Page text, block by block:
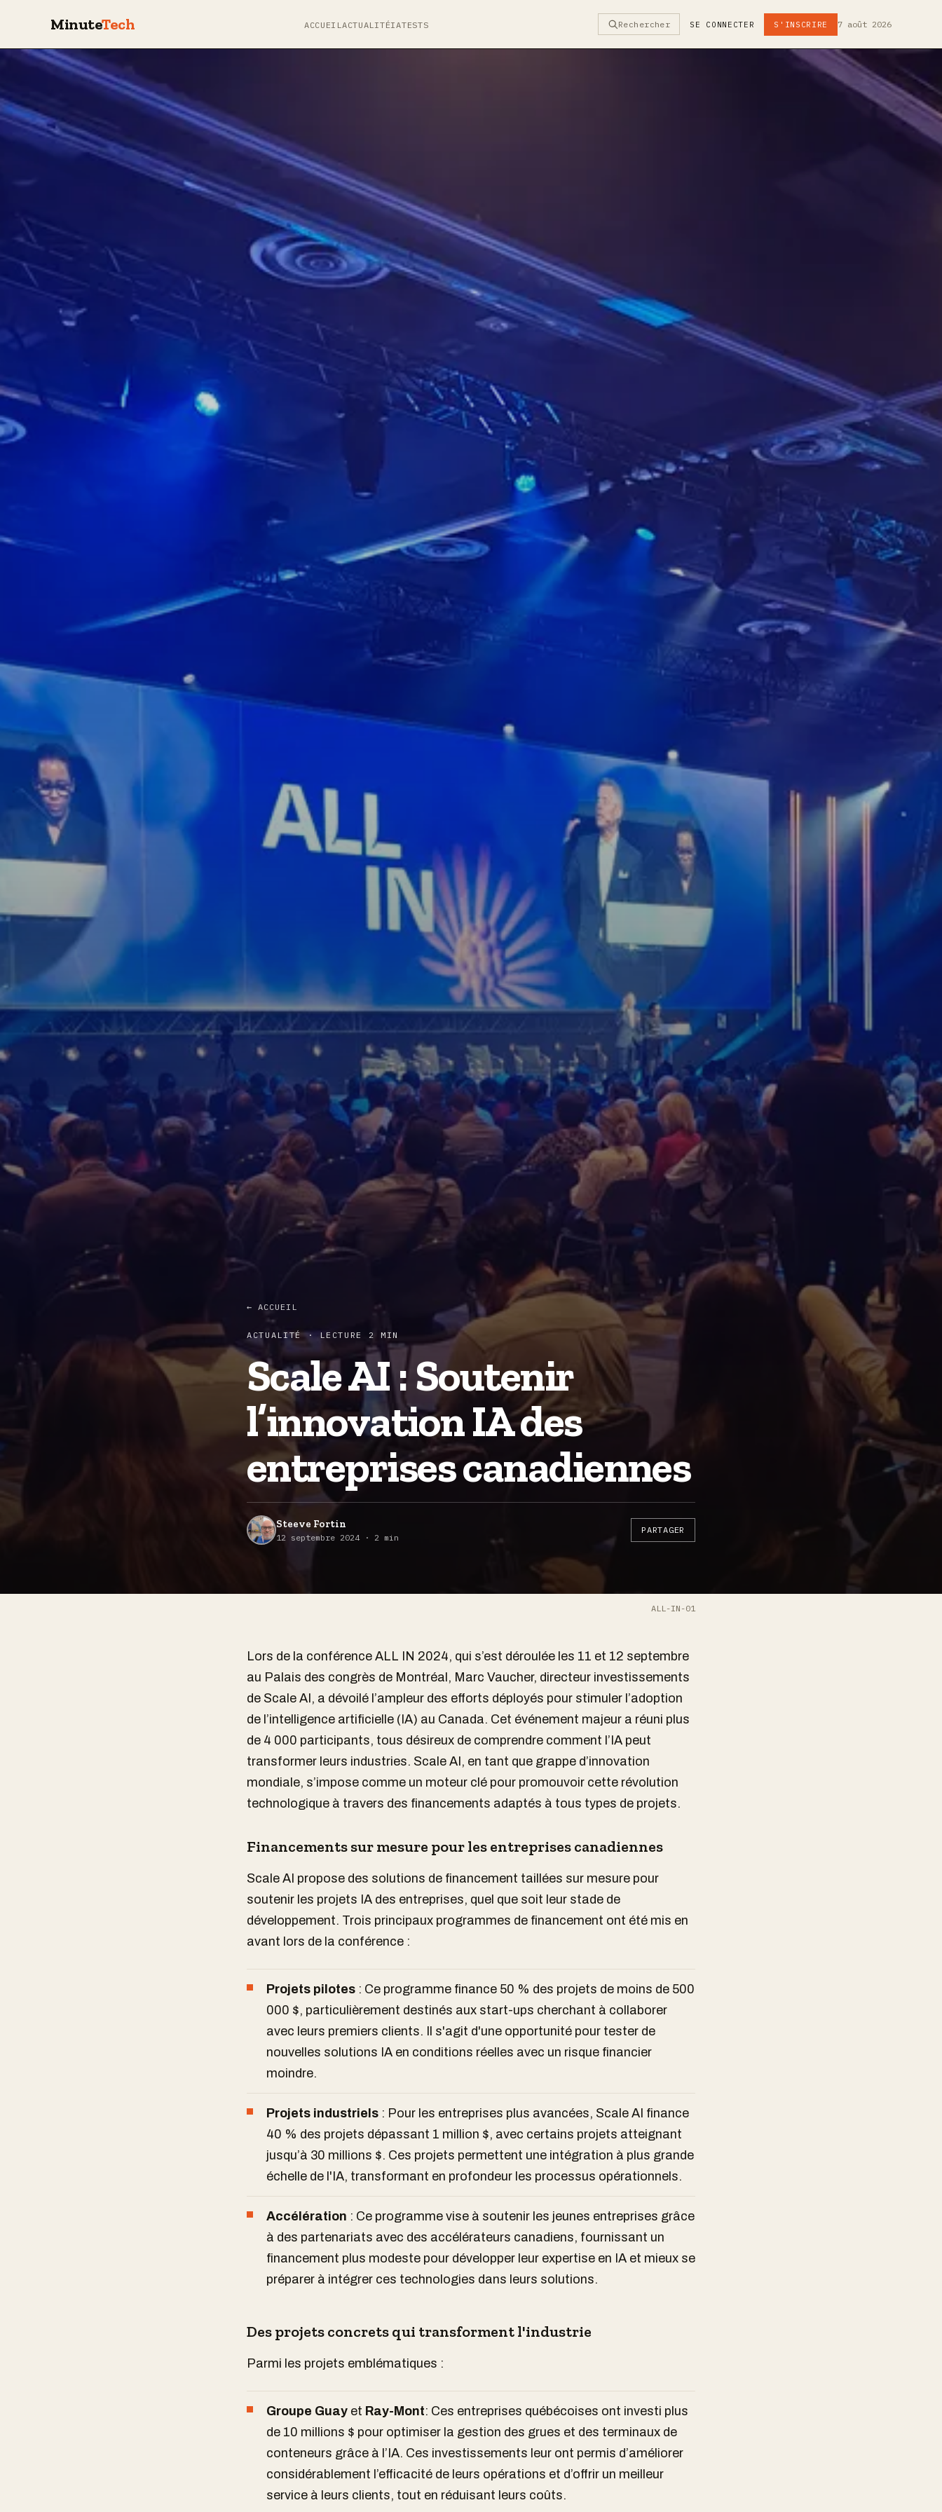
MinuteTech ACCUEILACTUALITÉIATESTS Rechercher SE CONNECTER S'INSCRIRE 7 août 2026
← ACCUEIL
ACTUALITÉ · LECTURE 2 MIN
Scale AI : Soutenir
l’innovation IA des
entreprises canadiennes
Steeve Fortin
12 septembre 2024 · 2 min
PARTAGER
ALL-IN-01
Lors de la conférence ALL IN 2024, qui s’est déroulée les 11 et 12 septembre
au Palais des congrès de Montréal, Marc Vaucher, directeur investissements
de Scale AI, a dévoilé l’ampleur des efforts déployés pour stimuler l’adoption
de l’intelligence artificielle (IA) au Canada. Cet événement majeur a réuni plus
de 4 000 participants, tous désireux de comprendre comment l’IA peut
transformer leurs industries. Scale AI, en tant que grappe d’innovation
mondiale, s’impose comme un moteur clé pour promouvoir cette révolution
technologique à travers des financements adaptés à tous types de projets.
Financements sur mesure pour les entreprises canadiennes
Scale AI propose des solutions de financement taillées sur mesure pour
soutenir les projets IA des entreprises, quel que soit leur stade de
développement. Trois principaux programmes de financement ont été mis en
avant lors de la conférence :
Projets pilotes : Ce programme finance 50 % des projets de moins de 500
000 $, particulièrement destinés aux start-ups cherchant à collaborer
avec leurs premiers clients. Il s'agit d'une opportunité pour tester de
nouvelles solutions IA en conditions réelles avec un risque financier
moindre.
Projets industriels : Pour les entreprises plus avancées, Scale AI finance
40 % des projets dépassant 1 million $, avec certains projets atteignant
jusqu’à 30 millions $. Ces projets permettent une intégration à plus grande
échelle de l'IA, transformant en profondeur les processus opérationnels.
Accélération : Ce programme vise à soutenir les jeunes entreprises grâce
à des partenariats avec des accélérateurs canadiens, fournissant un
financement plus modeste pour développer leur expertise en IA et mieux se
préparer à intégrer ces technologies dans leurs solutions.
Des projets concrets qui transforment l'industrie
Parmi les projets emblématiques :
Groupe Guay et Ray-Mont: Ces entreprises québécoises ont investi plus
de 10 millions $ pour optimiser la gestion des grues et des terminaux de
conteneurs grâce à l’IA. Ces investissements leur ont permis d’améliorer
considérablement l’efficacité de leurs opérations et d’offrir un meilleur
service à leurs clients, tout en réduisant leurs coûts.